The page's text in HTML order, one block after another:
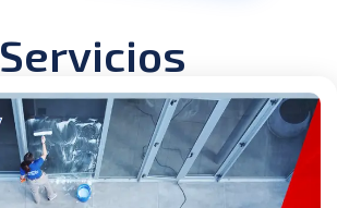
Servicios